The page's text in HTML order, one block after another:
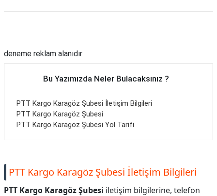
deneme reklam alanıdır
Bu Yazımızda Neler Bulacaksınız ?
PTT Kargo Karagöz Şubesi İletişim Bilgileri
PTT Kargo Karagöz Şubesi
PTT Kargo Karagöz Şubesi Yol Tarifi
PTT Kargo Karagöz Şubesi İletişim Bilgileri
PTT Kargo Karagöz Şubesi iletişim bilgilerine, telefon